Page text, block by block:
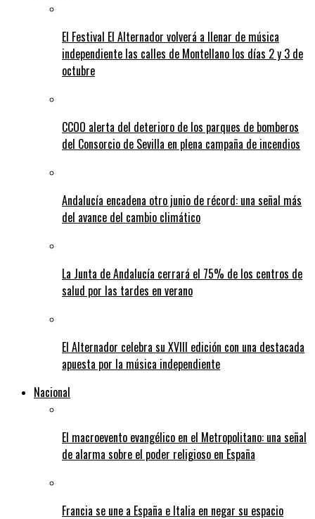
El Festival El Alternador volverá a llenar de música
independiente las calles de Montellano los días 2 y 3 de
octubre
CCOO alerta del deterioro de los parques de bomberos
del Consorcio de Sevilla en plena campaña de incendios
Andalucía encadena otro junio de récord: una señal más
del avance del cambio climático
La Junta de Andalucía cerrará el 75% de los centros de
salud por las tardes en verano
El Alternador celebra su XVIII edición con una destacada
apuesta por la música independiente
Nacional
El macroevento evangélico en el Metropolitano: una señal
de alarma sobre el poder religioso en España
Francia se une a España e Italia en negar su espacio